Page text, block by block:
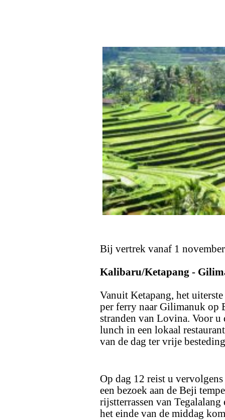
Bij vertrek vanaf 1
Kalibaru/Ketapang -
Vanuit Ketapang, het
per ferry naar Gilimanuk op
stranden van Lovina. Voor u
lunch in een lokaal
van de dag ter vrije
Op dag 12 reist u
een bezoek aan de Beji
rijstterrassen van
het einde van de middag